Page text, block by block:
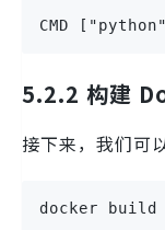
CMD
5.2.2 构建
接下来，我们可
docker